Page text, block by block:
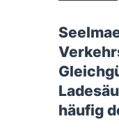
häufig